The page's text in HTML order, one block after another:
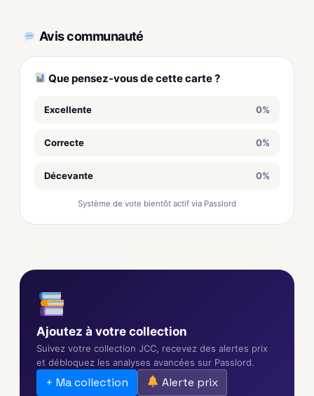
Avis communauté
Que pensez-vous de cette carte ?
Excellente 0%
Correcte 0%
Décevante 0%
Système de vote bientôt actif via Passlord
Ajoutez à votre collection
Suivez votre collection JCC, recevez des alertes prix
et débloquez les analyses avancées sur Passlord.
+ Ma collection Alerte prix